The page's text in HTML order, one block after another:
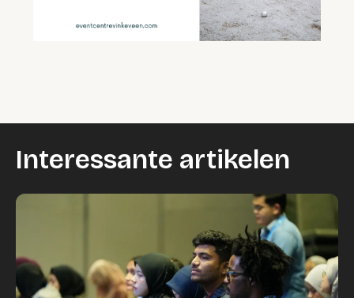
Interessante artikelen